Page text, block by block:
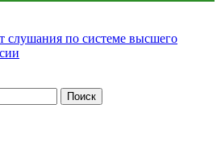
слушания по системе высшего